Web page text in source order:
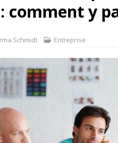
comment y
Schmidt Entreprise